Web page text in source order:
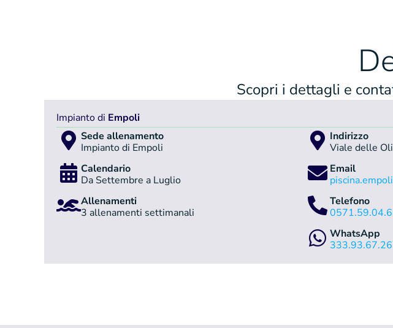
Scopri i dettagli e
Impianto di Empoli
Sede allenamento
Impianto di Empoli
Calendario
Da Settembre a Luglio
Allenamenti
3 allenamenti settimanali
Indirizzo
Viale delle
Email
Telefono
WhatsApp